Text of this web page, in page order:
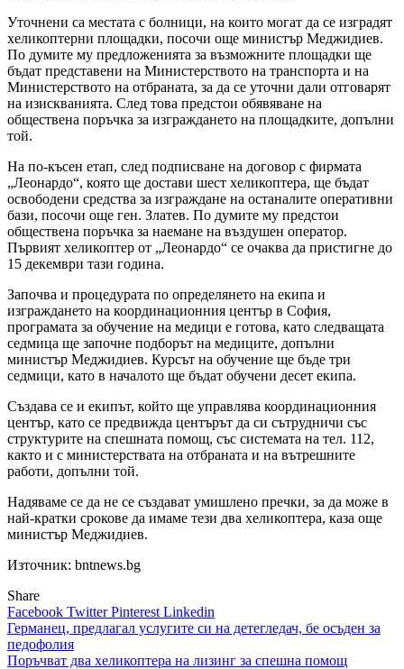
Уточнени са местата с болници, на които могат да се изградят
хеликоптерни площадки, посочи още министър Меджидиев.
По думите му предложенията за възможните площадки ще
бъдат представени на Министерството на транспорта и на
Министерството на отбраната, за да се уточни дали отговарят
на изискванията. След това предстои обявяване на
обществена поръчка за изграждането на площадките, допълни
той.
На по-късен етап, след подписване на договор с фирмата
„Леонардо“, която ще достави шест хеликоптера, ще бъдат
освободени средства за изграждане на останалите оперативни
бази, посочи още ген. Златев. По думите му предстои
обществена поръчка за наемане на въздушен оператор.
Първият хеликоптер от „Леонардо“ се очаква да пристигне до
15 декември тази година.
Започва и процедурата по определянето на екипа и
изграждането на координационния център в София,
програмата за обучение на медици е готова, като следващата
седмица ще започне подборът на медиците, допълни
министър Меджидиев. Курсът на обучение ще бъде три
седмици, като в началото ще бъдат обучени десет екипа.
Създава се и екипът, който ще управлява координационния
център, като се предвижда центърът да си сътрудничи със
структурите на спешната помощ, със системата на тел. 112,
както и с министерствата на отбраната и на вътрешните
работи, допълни той.
Надяваме се да не се създават умишлено пречки, за да може в
най-кратки срокове да имаме тези два хеликоптера, каза още
министър Меджидиев.
Източник: bntnews.bg
Share
Facebook TwitterPinterest Linkedin
Навигация
Германец, предлагал услугите си на детегледач, бе осъден за
педофолия
Поръчват два хеликоптера на лизинг за спешна помощ